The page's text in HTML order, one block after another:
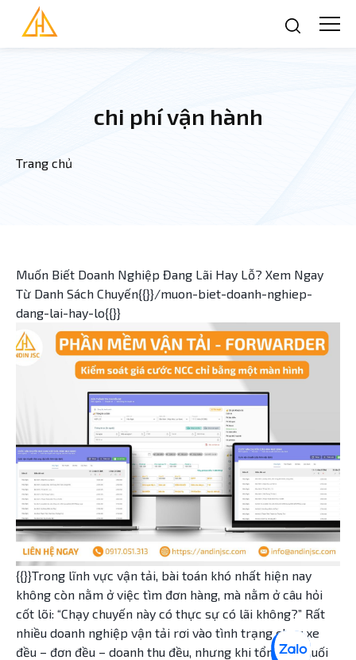
Nhảy đến nội dung
chi phí vận hành
Bạn đang ở đây
Trang chủ
Muốn Biết Doanh Nghiệp Đang Lãi Hay Lỗ? Xem Ngay
Từ Danh Sách Chuyến{{}}/muon-biet-doanh-nghiep-
dang-lai-hay-lo{{}}
{{}}Trong lĩnh vực vận tải, bài toán khó nhất hiện nay
không còn nằm ở việc tìm đơn hàng, mà nằm ở câu hỏi
cốt lõi: “Chạy chuyến này có thực sự có lãi không?” Rất
nhiều doanh nghiệp vận tải rơi vào tình trạng chạy xe
đều – đơn đều – doanh thu đều, nhưng khi tổng kết cuối